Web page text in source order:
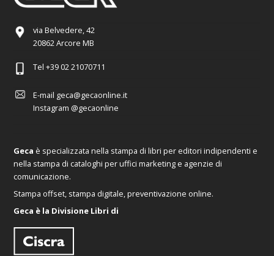
via Belvedere, 42
20862 Arcore MB
Tel +39 02 21070711
E-mail geca@gecaonline.it
Instagram @gecaonline
Geca è specializzata nella stampa di libri per editori indipendenti e
nella stampa di cataloghi per uffici marketing e agenzie di
comunicazione.
Stampa offset, stampa digitale, preventivazione online.
Geca è la Divisione Libri di